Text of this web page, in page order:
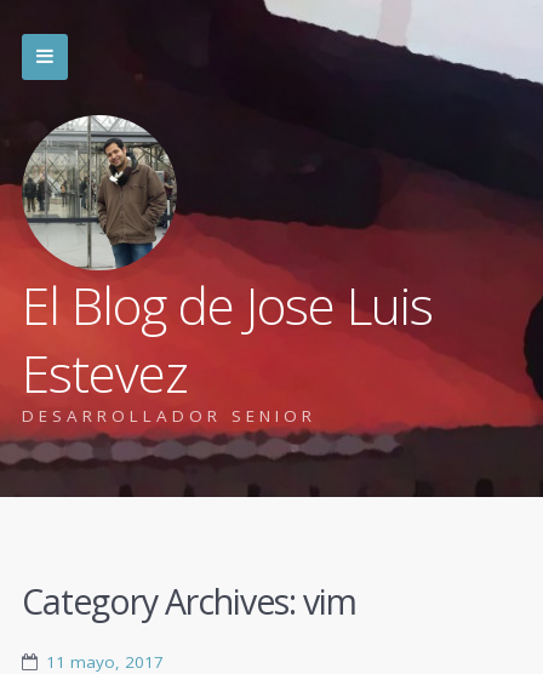
El Blog de Jose Luis
Estevez
DESARROLLADOR SENIOR
Category Archives:vim
11 mayo, 2017